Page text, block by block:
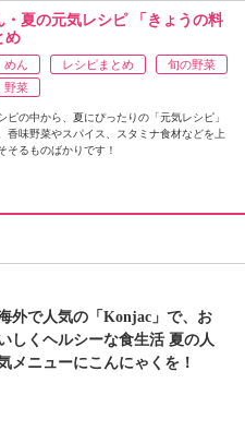
・夏の元気レシピ 「きょうの料
め
めん レシピまとめ
旬の野菜
野菜
ピの中から、夏にぴったりの「元気レシピ」
香味野菜やスパイス、スタミナ食材などを上
そるものばかりです！
外で人気の「Konjac」で、お
しくヘルシーな食生活 夏の人
メニューにこんにゃくを！